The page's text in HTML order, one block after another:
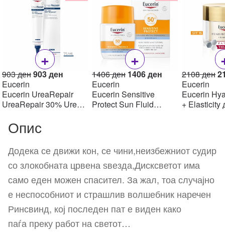
+
903денOriginal
was:
903 ден.
903ден
is:
903 ден.
Eucerin
Eucerin UreaRepair
UreaRepair 30% Urea
30% уреа 75 мл
+
1406ден Original
was:
1406 ден.
1406ден Current
1406 ден.
Eucerin
Eucerin Sensitive
Protect Sun Fluid
2108ден
Eucerin
Eucerin
+ Elasticity
Опис
Додека се движи кон, се чини,неизбежниот судир
со злокобната црвена ѕвезда,Дисксветот има
само еден можен спасител. За жал, тоа случајно
е неспособниот и страшлив волшебник наречен
Ринсвинд, кој последен пат е виден како
паѓа преку работ на светот…